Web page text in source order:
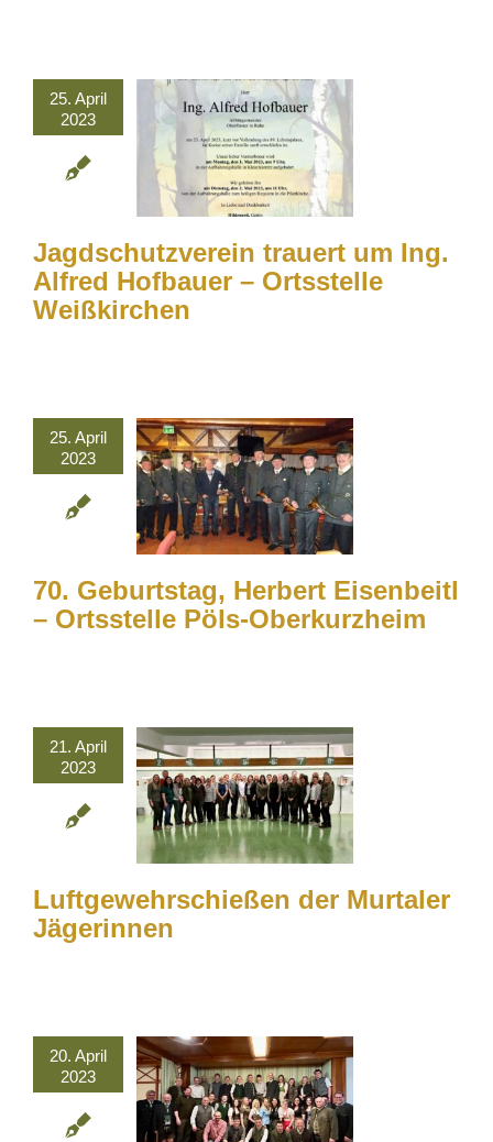
25. April
2023
Jagdschutzverein trauert um Ing.
Alfred Hofbauer – Ortsstelle
Weißkirchen
25. April
2023
70. Geburtstag, Herbert Eisenbeitl
– Ortsstelle Pöls-Oberkurzheim
21. April
2023
Luftgewehrschießen der Murtaler
Jägerinnen
20. April
2023